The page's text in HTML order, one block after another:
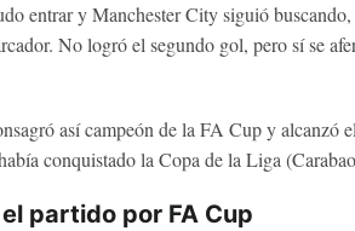
entrar y Manchester City siguió
No logró el segundo gol, pero sí se
así campeón de la FA Cup y alcanzó
conquistado la Copa de la Liga
partido por FA Cup